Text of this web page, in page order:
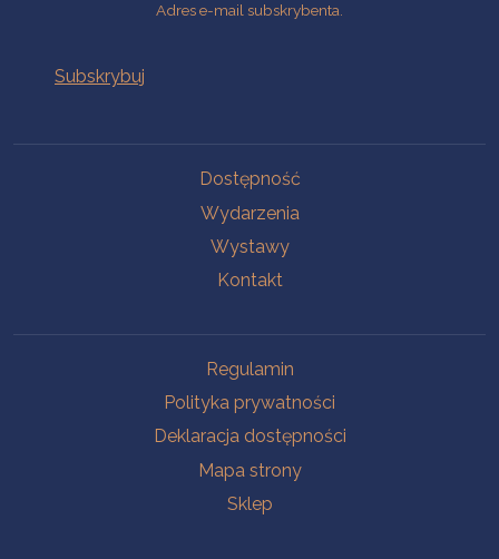
Adres e-mail subskrybenta.
Dostępność
Wydarzenia
Wystawy
Kontakt
Regulamin
Polityka prywatności
Deklaracja dostępności
Mapa strony
Sklep